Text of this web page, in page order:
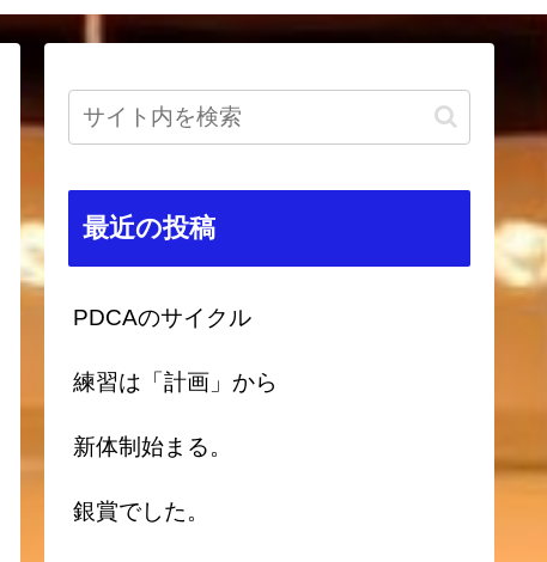
最近の投稿
PDCAのサイクル
練習は「計画」から
新体制始まる。
銀賞でした。